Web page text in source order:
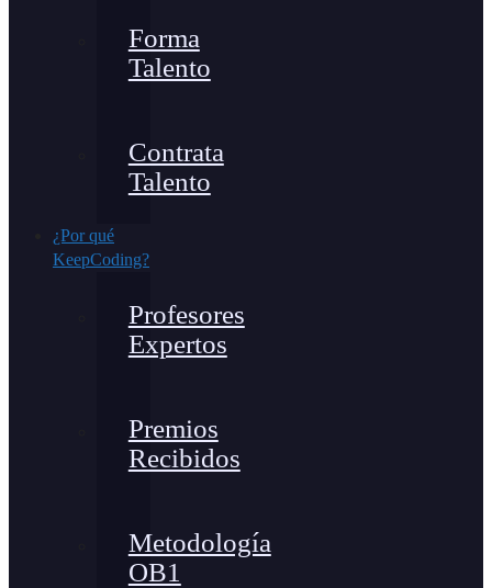
Forma
Talento
Contrata
Talento
¿Por qué
KeepCoding?
Profesores
Expertos
Premios
Recibidos
Metodología
OB1